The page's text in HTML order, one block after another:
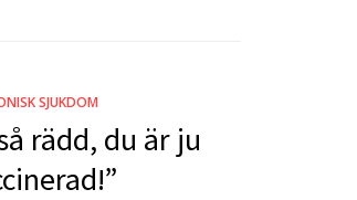
SJUKDOM
rädd, du är ju